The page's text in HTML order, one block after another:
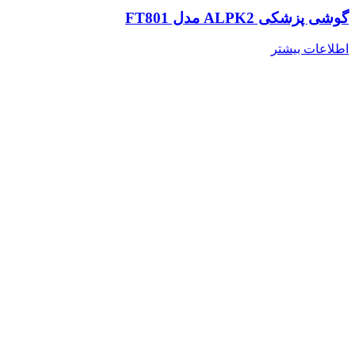
گوشی پزشکی ALPK2 مدل FT801
اطلاعات بیشتر